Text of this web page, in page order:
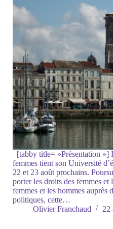
[tabby title= »Présentation »]
femmes tient son Université
22 et 23 août prochains.
porter les droits des femmes et
femmes et les hommes auprès
politiques, cette…
Olivier Franchaud
22